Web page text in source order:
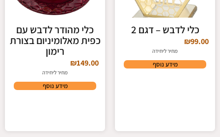
כלי לדבש – דגם 2
₪99.00
מחיר ליחידה
מידע נוסף
כלי מהודר לדבש עם
כפית מאלומיניום בצורת
רימון
₪149.00
מחיר ליחידה
מידע נוסף